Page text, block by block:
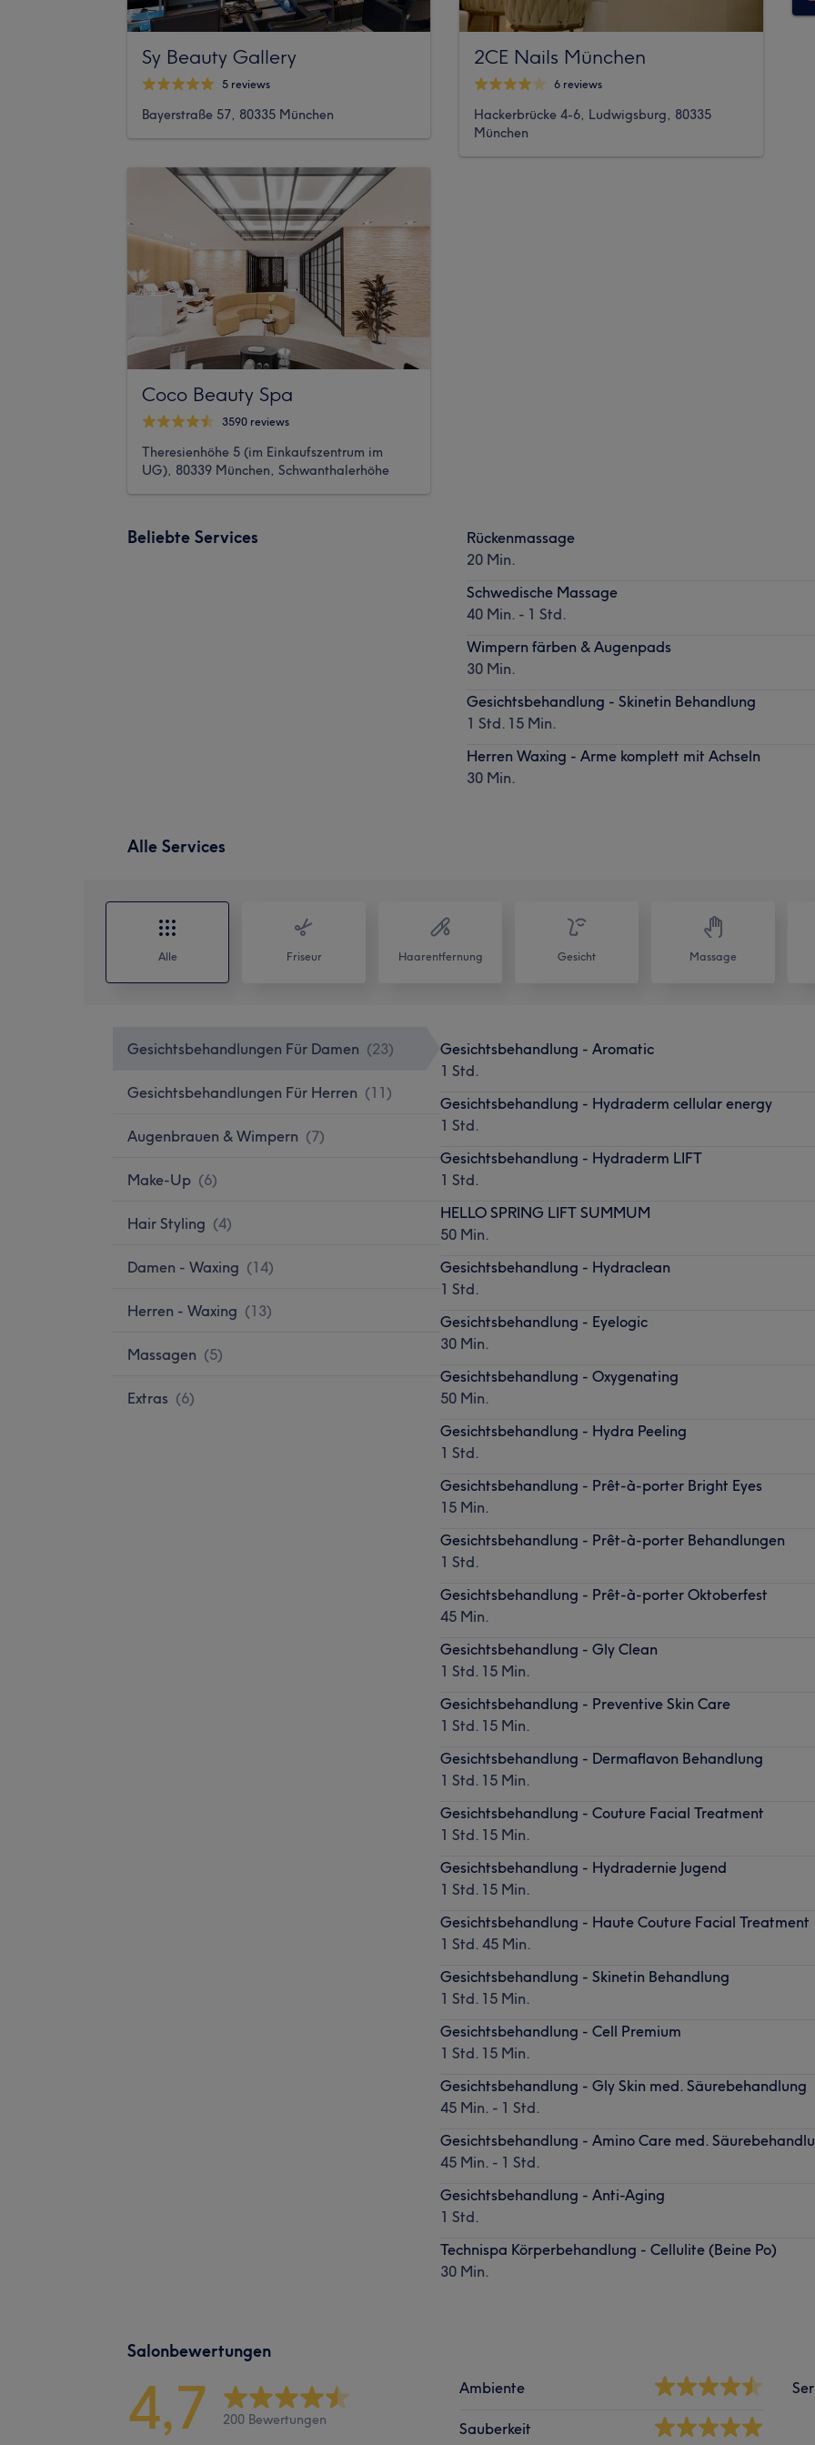
Sy Beauty Gallery
5 reviews
Bayerstraße 57, 80335 München
Coco Beauty Spa
3590 reviews
Theresienhöhe 5 (im Einkaufszentrum im
UG), 80339 München, Schwanthalerhöhe
2CE Nails München
6 reviews
Hackerbrücke 4-6, Ludwigsburg, 80335
München
Beliebte Services
Rückenmassage
20 Min.
Schwedische Massage
40 Min. - 1 Std.
Wimpern färben & Augenpads
30 Min.
Gesichtsbehandlung - Skinetin Behandlung
1 Std. 15 Min.
Herren Waxing - Arme komplett mit Achseln
30 Min.
Alle Services
Alle Friseur Haarentfernung Gesicht Massage
Gesichtsbehandlungen Für Damen (23)
Gesichtsbehandlungen Für Herren (11)
Augenbrauen & Wimpern (7)
Make-Up (6)
Hair Styling (4)
Damen - Waxing (14)
Herren - Waxing (13)
Massagen (5)
Extras (6)
Gesichtsbehandlung - Aromatic
1 Std.
Gesichtsbehandlung - Hydraderm cellular energy
1 Std.
Gesichtsbehandlung - Hydraderm LIFT
1 Std.
HELLO SPRING LIFT SUMMUM
50 Min.
Gesichtsbehandlung - Hydraclean
1 Std.
Gesichtsbehandlung - Eyelogic
30 Min.
Gesichtsbehandlung - Oxygenating
50 Min.
Gesichtsbehandlung - Hydra Peeling
1 Std.
Gesichtsbehandlung - Prêt-à-porter Bright Eyes
15 Min.
Gesichtsbehandlung - Prêt-à-porter Behandlungen
1 Std.
Gesichtsbehandlung - Prêt-à-porter Oktoberfest
45 Min.
Gesichtsbehandlung - Gly Clean
1 Std. 15 Min.
Gesichtsbehandlung - Preventive Skin Care
1 Std. 15 Min.
Gesichtsbehandlung - Dermaflavon Behandlung
1 Std. 15 Min.
Gesichtsbehandlung - Couture Facial Treatment
1 Std. 15 Min.
Gesichtsbehandlung - Hydradernie Jugend
1 Std. 15 Min.
Gesichtsbehandlung - Haute Couture Facial Treatment
1 Std. 45 Min.
Gesichtsbehandlung - Skinetin Behandlung
1 Std. 15 Min.
Gesichtsbehandlung - Cell Premium
1 Std. 15 Min.
Gesichtsbehandlung - Gly Skin med. Säurebehandlung
45 Min. - 1 Std.
Gesichtsbehandlung - Amino Care med.
45 Min. - 1 Std.
Gesichtsbehandlung - Anti-Aging
1 Std.
Technispa Körperbehandlung - Cellulite (Beine Po)
30 Min.
Salonbewertungen
4,7 200 Bewertungen
Ambiente
Sauberkeit